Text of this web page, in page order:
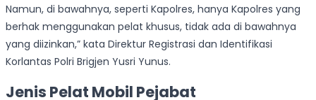
Namun, di bawahnya, seperti Kapolres, hanya Kapolres yang
berhak menggunakan pelat khusus, tidak ada di bawahnya
yang diizinkan,” kata Direktur Registrasi dan Identifikasi
Korlantas Polri Brigjen Yusri Yunus.
Jenis Pelat Mobil Pejabat